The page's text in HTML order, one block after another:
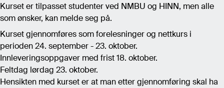
Kurset er tilpasset studenter ved NMBU og HINN, men alle
som ønsker, kan melde seg på.
Kurset gjennomføres som forelesninger og nettkurs i
perioden 24. september - 23. oktober.
Innleveringsoppgaver med frist 18. oktober.
Feltdag lørdag 23. oktober.
Hensikten med kurset er at man etter gjennomføring skal ha